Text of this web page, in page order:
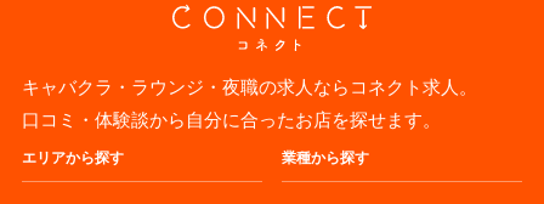
キャバクラ・ラウンジ・夜職の求人ならコネクト求人。
口コミ・体験談から自分に合ったお店を探せます。
エリアから探す 業種から探す